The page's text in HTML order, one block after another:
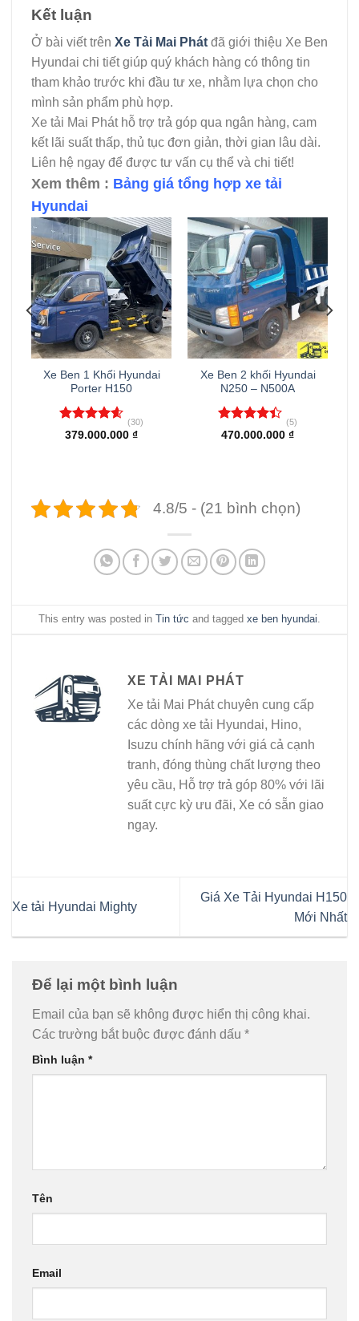
Kết luận
Ở bài viết trên Xe Tải Mai Phát đã giới thiệu Xe Ben
Hyundai chi tiết giúp quý khách hàng có thông tin
tham khảo trước khi đầu tư xe, nhằm lựa chọn cho
mình sản phẩm phù hợp.
Xe tải Mai Phát hỗ trợ trả góp qua ngân hàng, cam
kết lãi suất thấp, thủ tục đơn giản, thời gian lâu dài.
Liên hệ ngay để được tư vấn cụ thể và chi tiết!
Xem thêm : Bảng giá tổng hợp xe tải
Hyundai
Xe Ben 1 Khối Hyundai
Porter H150
Được xếp
(30)
379.000.000 ₫
Xe Ben 2 khối Hyundai
N250 – N500A
Được xếp
(5)
470.000.000 ₫
4.8/5 - (21 bình chọn)
This entry was posted in Tin tức and tagged xe ben hyundai
XE TẢI MAI PHÁT
Xe tải Mai Phát chuyên cung cấp
các dòng xe tải Hyundai, Hino,
Isuzu chính hãng với giá cả cạnh
tranh, đóng thùng chất lượng theo
yêu cầu, Hỗ trợ trả góp 80% với lãi
suất cực kỳ ưu đãi, Xe có sẵn giao
ngay.
Xe tải Hyundai Mighty
Giá Xe Tải Hyundai H150
Mới Nhất
Để lại một bình luận
Email của bạn sẽ không được hiển thị công khai.
Các trường bắt buộc được đánh dấu *
Bình luận *
Tên
Email